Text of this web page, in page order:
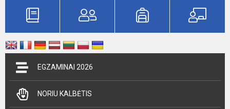
EGZAMINAI 2026
NORIU KALBĖTIS